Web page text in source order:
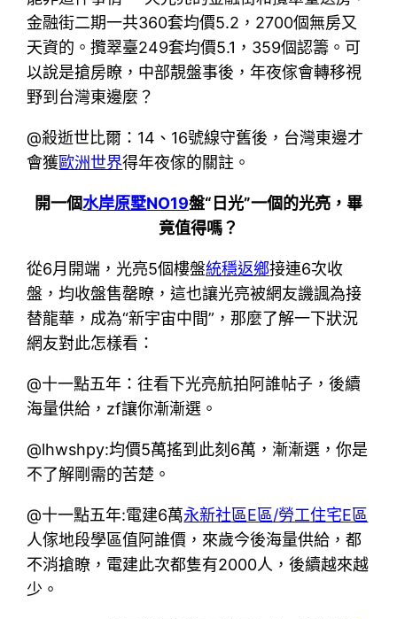
金融街二期一共360套均價5.2，2700個無房又
天資的。攬翠臺249套均價5.1，359個認籌。可
以說是搶房瞭，中部靚盤事後，年夜傢會轉移視
野到台灣東邊麼？
@殺逝世比爾：14、16號線守舊後，台灣東邊才
會獲歐洲世界得年夜傢的關註。
開一個水岸原墅NO19盤“日光”一個的光亮，畢
竟值得嗎？
從6月開端，光亮5個樓盤統穩返鄉接連6次收
盤，均收盤售罄瞭，這也讓光亮被網友譏諷為接
替龍華，成為“新宇宙中間”，那麼了解一下狀況
網友對此怎樣看：
@十一點五年：往看下光亮航拍阿誰帖子，後續
海量供給，zf讓你漸漸選。
@lhwshpy:均價5萬搖到此刻6萬，漸漸選，你是
不了解剛需的苦楚。
@十一點五年:電建6萬永新社區E區/勞工住宅E區
人傢地段學區值阿誰價，來歲今後海量供給，都
不消搶瞭，電建此次都隻有2000人，後續越來越
少。